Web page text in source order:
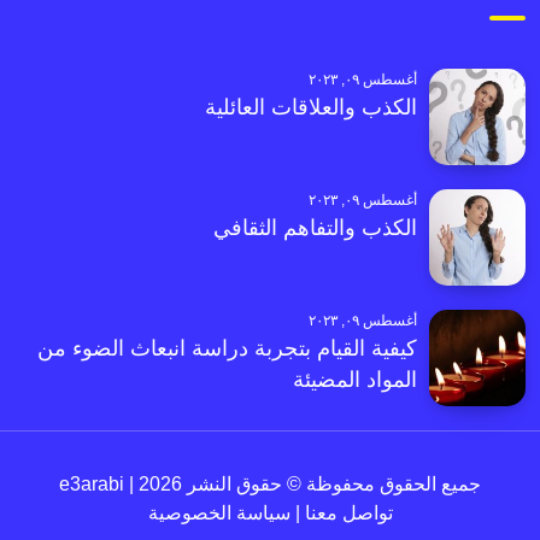
أغسطس ٠٩, ٢٠٢٣
الكذب والعلاقات العائلية
أغسطس ٠٩, ٢٠٢٣
الكذب والتفاهم الثقافي
أغسطس ٠٩, ٢٠٢٣
كيفية القيام بتجربة دراسة انبعاث الضوء من
المواد المضيئة
جميع الحقوق محفوظة © حقوق النشر 2026 | e3arabi
تواصل معنا
سياسة الخصوصية